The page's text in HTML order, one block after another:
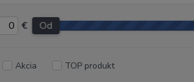
€ Od
Akcia TOP produkt